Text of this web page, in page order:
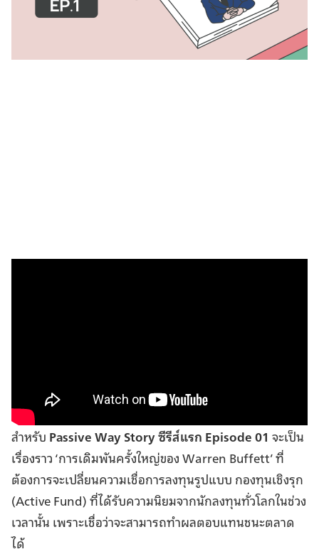
สำหรับ Passive Way Story ซีรีส์แรก Episode 01 จะเป็น
เรื่องราว ‘การเดิมพันครั้งใหญ่ของ Warren Buffett’ ที่
ต้องการจะเปลี่ยนความเชื่อการลงทุนรูปแบบ กองทุนเชิงรุก
(Active Fund) ที่ได้รับความนิยมจากนักลงทุนทั่วโลกในช่วง
เวลานั้น เพราะเชื่อว่าจะสามารถทำผลตอบแทนชนะตลาด
ได้